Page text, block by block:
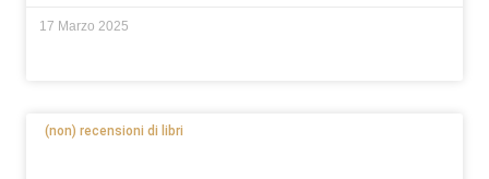
17 Marzo 2025
(non) recensioni di libri